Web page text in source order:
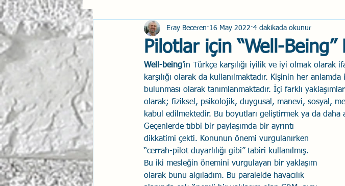
Sosyal Bilinç İlişki Yönetimi Harrison
Yaratıcı Drama İnsan Faktörleri - Human Factors
Duygusal Zeka Koçluğu Uçak Kazaları Sosyal
İlişki Yönetimi Sun Tzu Savaş Sanatı Wellbeing
Pilotlar için “Well-
Eray Beceren 16 May 2022 4 dakikada okunur
Well-being’in Türkçe karşılığı iyilik ve iyi olmak
karşılığı olarak da kullanılmaktadır. Kişinin her
bulunması olarak tanımlanmaktadır. İçi farklı
olarak; fiziksel, psikolojik, duygusal, manevi, sosyal,
kabul edilmektedir. Bu boyutları geliştirmek ya da daha
Geçenlerde tıbbi bir paylaşımda bir ayrıntı
dikkatimi çekti. Konunun önemi vurgulanırken
“cerrah-pilot duyarlılığı gibi” tabiri kullanılmış.
Bu iki mesleğin önemini vurgulayan bir yaklaşım
olarak bunu algıladım. Bu paralelde havacılık